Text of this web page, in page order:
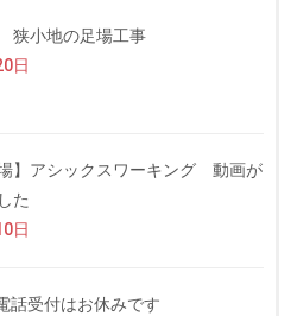
狭小地の足場工事
日
場】アシックスワーキング 動画が
た
日
受付はお休みです